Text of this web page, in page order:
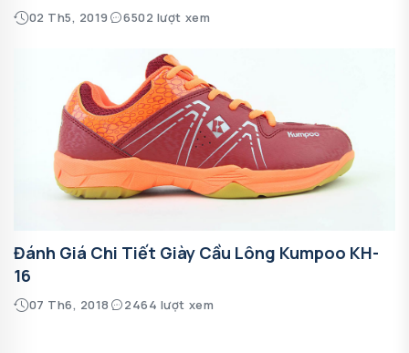
02 Th5, 2019 6502 lượt xem
Đánh Giá Chi Tiết Giày Cầu Lông Kumpoo KH-
16
07 Th6, 2018 2464 lượt xem